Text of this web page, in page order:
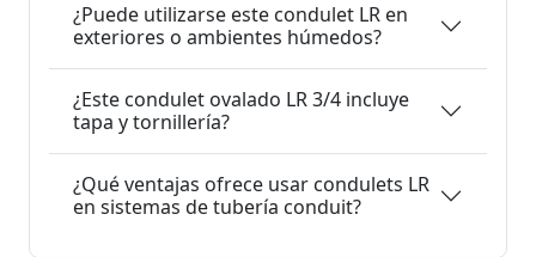
¿Puede utilizarse este condulet LR en
exteriores o ambientes húmedos?
¿Este condulet ovalado LR 3/4 incluye
tapa y tornillería?
¿Qué ventajas ofrece usar condulets LR
en sistemas de tubería conduit?